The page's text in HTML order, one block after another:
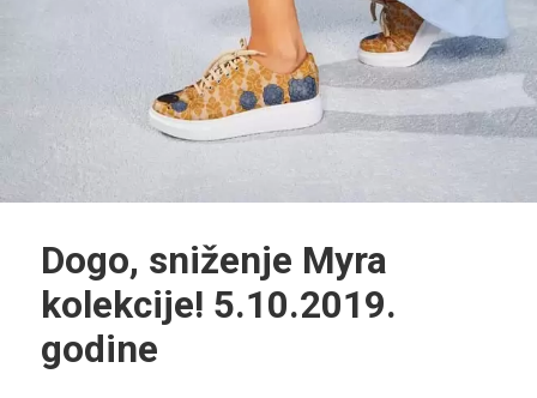
Dogo, sniženje Myra
kolekcije! 5.10.2019.
godine